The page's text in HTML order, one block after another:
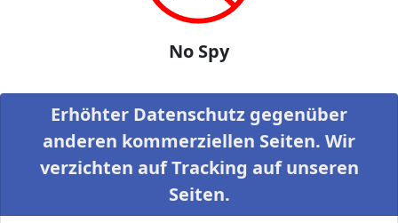
No Spy
Erhöhter Datenschutz gegenüber
anderen kommerziellen Seiten. Wir
verzichten auf Tracking auf unseren
Seiten.